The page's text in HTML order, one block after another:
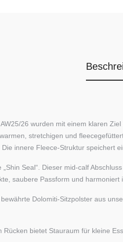
26 wurden mit einem klaren
stretchigen und
innere Fleece-Struktur speichert
Seal“. Dieser mid-calf
saubere Passform und
Dolomiti-Sitzpolster aus
Rücken bietet Stauraum für kleine